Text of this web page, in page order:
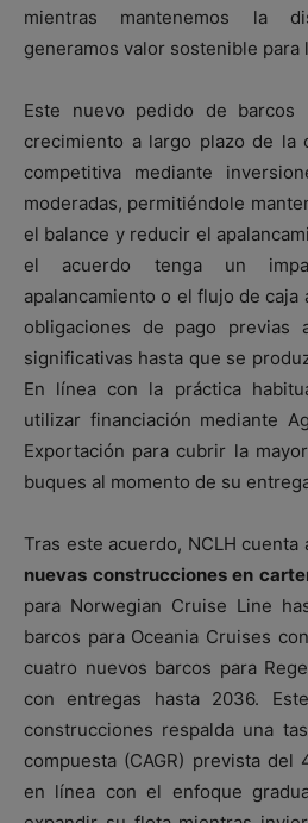
mientras mantenemos la
generamos valor sostenible para
Este nuevo pedido de barcos
crecimiento a largo plazo de la
competitiva mediante
moderadas, permitiéndole
el balance y reducir el
el acuerdo tenga un
apalancamiento o el flujo de caja
obligaciones de pago previas
significativas hasta que se
En línea con la práctica
utilizar financiación mediante
Exportación para cubrir la
buques al momento de su
Tras este acuerdo, NCLH cuenta
nuevas construcciones en
para Norwegian Cruise Line
barcos para Oceania Cruises
cuatro nuevos barcos para
con entregas hasta 2036.
construcciones respalda una
compuesta (CAGR) prevista
en línea con el enfoque